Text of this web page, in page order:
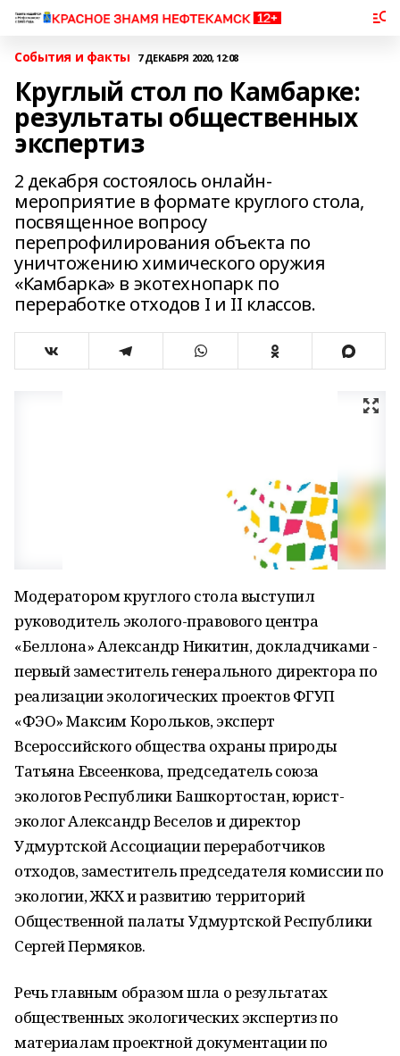
События и факты 7 ДЕКАБРЯ 2020, 12:08
Круглый стол по Камбарке:
результаты общественных
экспертиз
2 декабря состоялось онлайн-
мероприятие в формате круглого стола,
посвященное вопросу
перепрофилирования объекта по
уничтожению химического оружия
«Камбарка» в экотехнопарк по
переработке отходов I и II классов.
Модератором круглого стола выступил
руководитель эколого-правового центра
«Беллона» Александр Никитин, докладчиками -
первый заместитель генерального директора по
реализации экологических проектов ФГУП
«ФЭО» Максим Корольков, эксперт
Всероссийского общества охраны природы
Татьяна Евсеенкова, председатель союза
экологов Республики Башкортостан, юрист-
эколог Александр Веселов и директор
Удмуртской Ассоциации переработчиков
отходов, заместитель председателя комиссии по
экологии, ЖКХ и развитию территорий
Общественной палаты Удмуртской Республики
Сергей Пермяков.
Речь главным образом шла о результатах
общественных экологических экспертиз по
материалам проектной документации по